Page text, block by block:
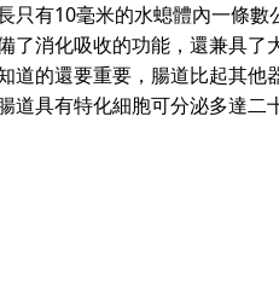
只有10毫米的水螅體內一條
了消化吸收的功能，還兼具
道的還要重要，腸道比起其
道具有特化細胞可分泌多達